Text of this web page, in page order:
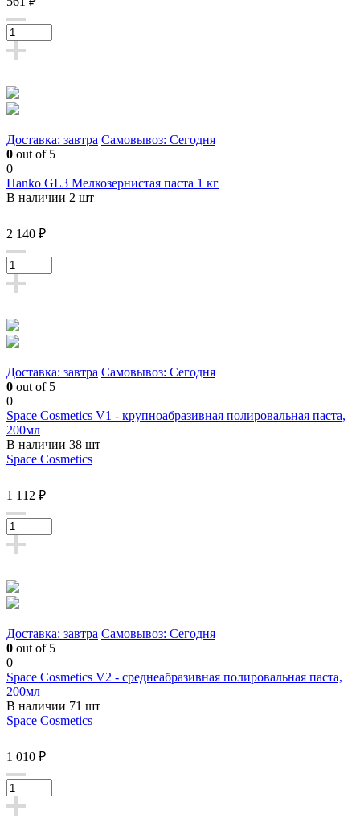
Доставка: завтра Самовывоз: Сегодня
0 out of 5
0
Hanko GL3 Мелкозернистая паста 1 кг
В наличии 2 шт
2 140 ₽
Доставка: завтра Самовывоз: Сегодня
0 out of 5
0
Space Cosmetics V1 - крупноабразивная полировальная паста,
200мл
В наличии 38 шт
Space Cosmetics
1 112 ₽
Доставка: завтра Самовывоз: Сегодня
0 out of 5
0
Space Cosmetics V2 - среднеабразивная полировальная паста,
200мл
В наличии 71 шт
Space Cosmetics
1 010 ₽